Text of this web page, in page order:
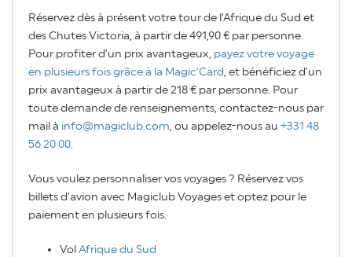
Réservez dès à présent votre tour de l’Afrique du Sud et
des Chutes Victoria, à partir de 491,90 € par personne.
Pour profiter d’un prix avantageux, payez votre voyage
en plusieurs fois grâce à la Magic’Card , et bénéficiez d’un
prix avantageux à partir de 218 € par personne. Pour
toute demande de renseignements, contactez-nous par
mail à info@magiclub.com , ou appelez-nous au +331 48
56 20 00
Vous voulez personnaliser vos voyages ? Réservez vos
billets d’avion avec Magiclub Voyages et optez pour le
paiement en plusieurs fois.
VolAfrique du Sud